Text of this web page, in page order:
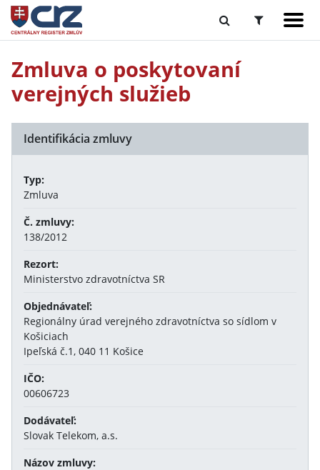
Zmluva o poskytovaní
verejných služieb
Identifikácia zmluvy
Typ:
Zmluva
Č. zmluvy:
138/2012
Rezort:
Ministerstvo zdravotníctva SR
Objednávateľ:
Regionálny úrad verejného zdravotníctva so sídlom v
Košiciach
Ipeľská č.1, 040 11 Košice
IČO:
00606723
Dodávateľ:
Slovak Telekom, a.s.
Názov zmluvy: